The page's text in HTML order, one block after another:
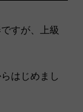
すが、上級
はじめまし